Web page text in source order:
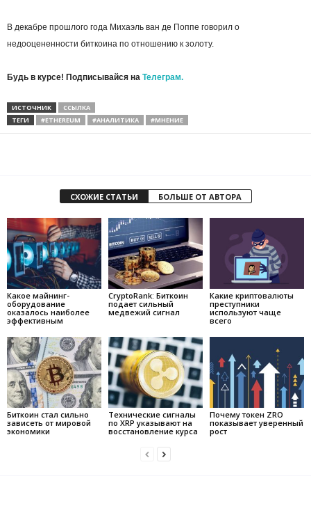
В декабре прошлого года Михаэль ван де Поппе говорил о
недооцененности биткоина по отношению к золоту.
Будь в курсе! Подписывайся на Телеграм.
ИСТОЧНИК
ССЫЛКА
ТЕГИ
#ETHEREUM #АНАЛИТИКА #МНЕНИЕ
СХОЖИЕ СТАТЬИ БОЛЬШЕ ОТ АВТОРА
Какое майнинг-
оборудование
оказалось наиболее
эффективным
CryptoRank: Биткоин
подает сильный
медвежий сигнал
Какие криптовалюты
преступники
используют чаще
всего
Биткоин стал сильно
зависеть от мировой
экономики
Технические сигналы
по XRP указывают на
восстановление курса
Почему токен ZRO
показывает уверенный
рост